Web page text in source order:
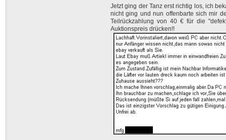
Jetzt ging der Tanz erst richtig los, ich
nicht ging und nun offenbarte sich mir
Teilrückzahlung von 40 € für die
Auktionspreis drücken!!